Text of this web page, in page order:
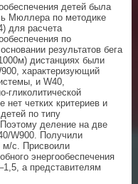
детей была
Мюллера по методике
для расчета
по
результатов бега
дистанциях были
характеризующий
и W40,
гликолитической
нет четких критериев и
по типу
деление на две
W900. Получили
м/с. Присвоили
энергообеспечения
а представителям